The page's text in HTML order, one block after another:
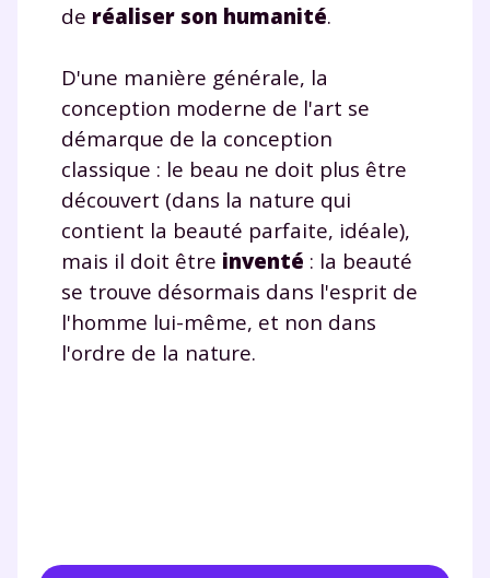
de réaliser son humanité.
D'une manière générale, la
conception moderne de l'art se
démarque de la conception
classique : le beau ne doit plus être
découvert (dans la nature qui
contient la beauté parfaite, idéale),
mais il doit être inventé : la beauté
se trouve désormais dans l'esprit de
l'homme lui-même, et non dans
l'ordre de la nature.